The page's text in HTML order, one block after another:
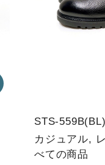
STS-559B(BL)
カジュアル,
べての商品